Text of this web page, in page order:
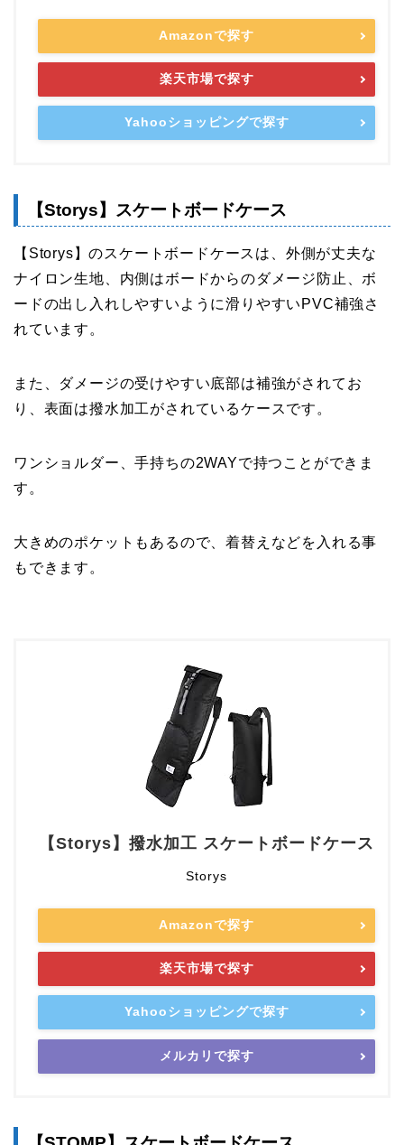
Amazonで探す
楽天市場で探す
Yahooショッピングで探す
【Storys】スケートボードケース
【Storys】のスケートボードケースは、外側が丈夫な
ナイロン生地、内側はボードからのダメージ防止、ボ
ードの出し入れしやすいように滑りやすいPVC補強さ
れています。
また、ダメージの受けやすい底部は補強がされてお
り、表面は撥水加工がされているケースです。
ワンショルダー、手持ちの2WAYで持つことができま
す。
大きめのポケットもあるので、着替えなどを入れる事
もできます。
【Storys】撥水加工 スケートボードケース
Storys
Amazonで探す
楽天市場で探す
Yahooショッピングで探す
メルカリで探す